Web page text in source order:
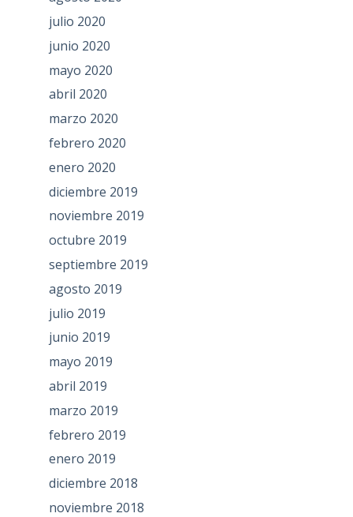
julio 2020
junio 2020
mayo 2020
abril 2020
marzo 2020
febrero 2020
enero 2020
diciembre 2019
noviembre 2019
octubre 2019
septiembre 2019
agosto 2019
julio 2019
junio 2019
mayo 2019
abril 2019
marzo 2019
febrero 2019
enero 2019
diciembre 2018
noviembre 2018